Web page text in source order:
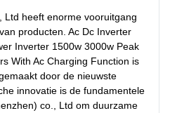
Ltd heeft enorme vooruitgang
producten. Ac Dc Inverter
Inverter 1500w 3000w Peak
With Ac Charging Function is
door de nieuwste
innovatie is de fundamentele
co., Ltd om duurzame